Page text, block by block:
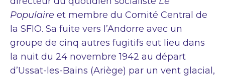
Populaire et membre du Comité Central de
la SFIO. Sa fuite vers l’Andorre avec un
groupe de cinq autres fugitifs eut lieu dans
la nuit du 24 novembre 1942 au départ
d’Ussat-les-Bains (Ariège) par un vent glacial,